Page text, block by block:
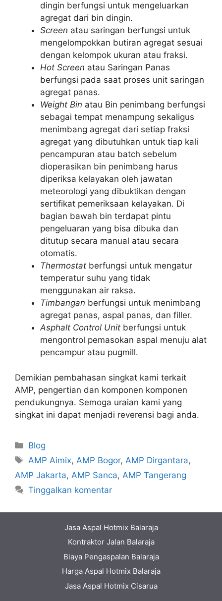
dingin berfungsi untuk mengeluarkan
agregat dari bin dingin.
Screen atau saringan berfungsi untuk
mengelompokkan butiran agregat sesuai
dengan kelompok ukuran atau fraksi.
Hot Screen atau Saringan Panas
berfungsi pada saat proses unit saringan
agregat panas.
Weight Bin atau Bin penimbang berfungsi
sebagai tempat menampung sekaligus
menimbang agregat dari setiap fraksi
agregat yang dibutuhkan untuk tiap kali
pencampuran atau batch sebelum
dioperasikan bin penimbang harus
diperiksa kelayakan oleh jawatan
meteorologi yang dibuktikan dengan
sertifikat pemeriksaan kelayakan. Di
bagian bawah bin terdapat pintu
pengeluaran yang bisa dibuka dan
ditutup secara manual atau secara
otomatis.
Thermostat berfungsi untuk mengatur
temperatur suhu yang tidak
menggunakan air raksa.
Timbangan berfungsi untuk menimbang
agregat panas, aspal panas, dan filler.
Asphalt Control Unit berfungsi untuk
mengontrol pemasokan aspal menuju alat
pencampur atau pugmill.
Demikian pembahasan singkat kami terkait
AMP, pengertian dan komponen komponen
pendukungnya. Semoga uraian kami yang
singkat ini dapat menjadi reverensi bagi anda.
Kategori
Blog
Tag
AMP Aimix, AMP Bogor, AMP Dirgantara,
AMP Jakarta, AMP Sanca, AMP Tangerang
Tinggalkan komentar
Jasa Aspal Hotmix Balaraja
Kontraktor Jalan Balaraja
Biaya Pengaspalan Balaraja
Harga Aspal Hotmix Balaraja
Jasa Aspal Hotmix Cisarua